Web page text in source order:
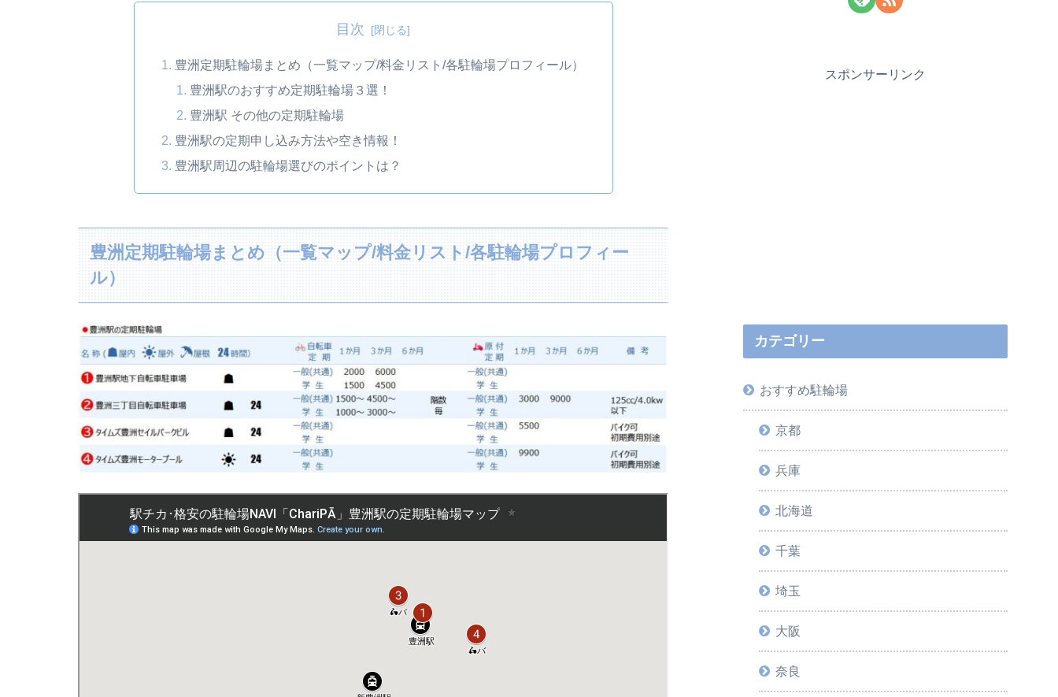
目次
豊洲定期駐輪場まとめ（一覧マップ/料金リスト/各駐輪場プロフィール）
豊洲駅のおすすめ定期駐輪場３選！
豊洲駅 その他の定期駐輪場
豊洲駅の定期申し込み方法や空き情報！
豊洲駅周辺の駐輪場選びのポイントは？
豊洲定期駐輪場まとめ（一覧マップ/料金リスト/各駐輪場プロフィー
ル）
スポンサーリンク
カテゴリー
おすすめ駐輪場
京都
兵庫
北海道
千葉
埼玉
大阪
奈良